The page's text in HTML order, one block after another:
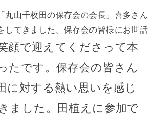
丸山千枚田の保存会の会長」喜多さん
してきました。保存会の皆様にお世話
顔で迎えてくださって本
たです。保存会の皆さん
に対する熱い思いを感じ
ました。田植えに参加で